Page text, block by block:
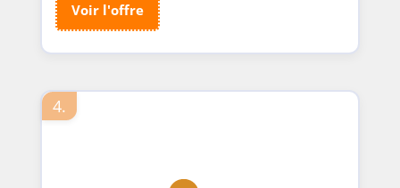
Voir l'offre
4.